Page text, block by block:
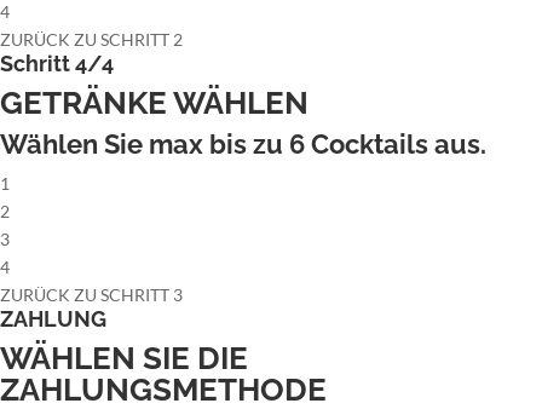
4
ZURÜCK ZU SCHRITT 2
Schritt 4/4
GETRÄNKE WÄHLEN
Wählen Sie max bis zu 6Cocktails aus.
1
2
3
4
ZURÜCK ZU SCHRITT 3
ZAHLUNG
WÄHLEN SIE DIE
ZAHLUNGSMETHODE